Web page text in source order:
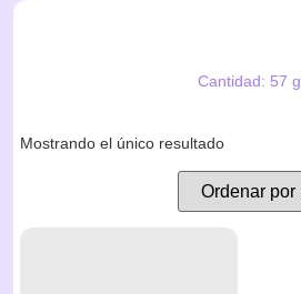
Cantidad: 57 g
Mostrando el único resultado